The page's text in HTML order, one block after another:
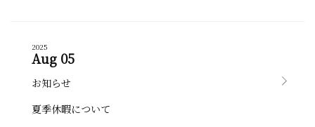
2025
Aug 05
お知らせ
夏季休暇について